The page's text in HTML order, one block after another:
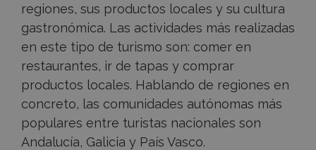
regiones, sus productos locales y su cultura
gastronómica. Las actividades más realizadas
en este tipo de turismo son: comer en
restaurantes, ir de tapas y comprar
productos locales. Hablando de regiones en
concreto, las comunidades autónomas más
populares entre turistas nacionales son
Andalucía, Galicia y País Vasco.